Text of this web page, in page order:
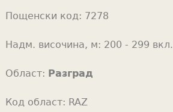
Пощенски код: 7278
Надм. височина, м: 200 - 299 вкл.
Област: Разград
Код област: RAZ